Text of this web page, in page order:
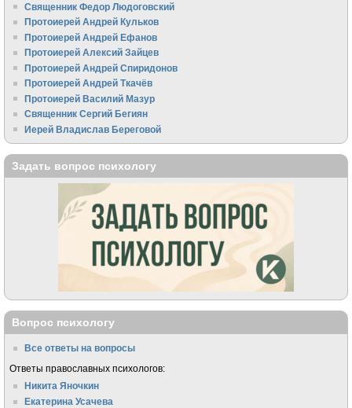
Священник Федор Людоговский
Протоиерей Андрей Кульков
Протоиерей Андрей Ефанов
Протоиерей Алексий Зайцев
Протоиерей Андрей Спиридонов
Протоиерей Андрей Ткачёв
Протоиерей Василий Мазур
Священник Сергий Бегиян
Иерей Владислав Береговой
Задать вопрос психологу
Вопрос психологу
Все ответы на вопросы
Ответы православных психологов:
Никита Яночкин
Екатерина Усачева